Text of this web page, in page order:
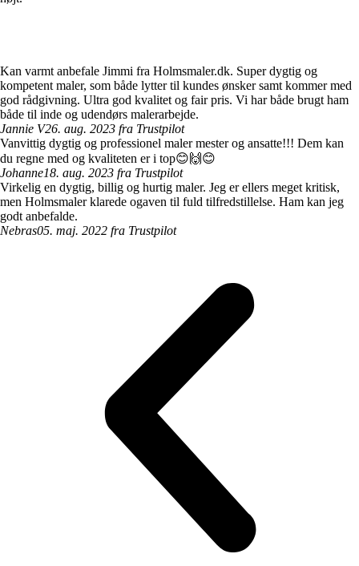
Kan varmt anbefale Jimmi fra Holmsmaler.dk. Super dygtig og
kompetent maler, som både lytter til kundes ønsker samt kommer med
god rådgivning. Ultra god kvalitet og fair pris. Vi har både brugt ham
både til inde og udendørs malerarbejde.
Jannie V26. aug. 2023 fra Trustpilot
Vanvittig dygtig og professionel maler mester og ansatte!!! Dem kan
du regne med og kvaliteten er i top😊🙌😊
Johanne18. aug. 2023 fra Trustpilot
Virkelig en dygtig, billig og hurtig maler. Jeg er ellers meget kritisk,
men Holmsmaler klarede ogaven til fuld tilfredstillelse. Ham kan jeg
godt anbefalde.
Nebras05. maj. 2022 fra Trustpilot